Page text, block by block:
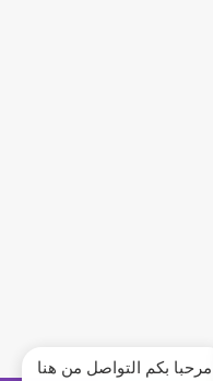
مرحبا بكم التواصل من هنا